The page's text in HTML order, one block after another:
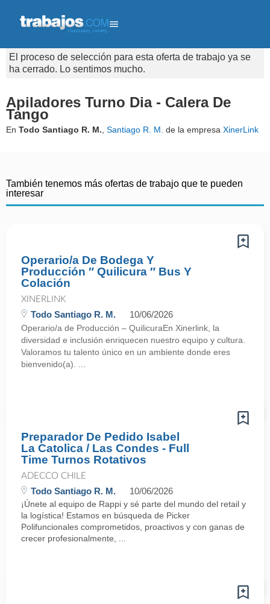
El proceso de selección para esta oferta de trabajo ya se
ha cerrado. Lo sentimos mucho.
Apiladores Turno Dia - Calera De
Tango
En Todo Santiago R. M. Santiago R. M. de la empresa XinerLink
También tenemos más ofertas de trabajo que te pueden
interesar
Operario/a De Bodega Y
Producción ″ Quilicura ″ Bus Y
Colación
XINERLINK
Todo Santiago R. M. 10/06/2026
Operario/a de Producción – QuilicuraEn Xinerlink, la
diversidad e inclusión enriquecen nuestro equipo y cultura.
Valoramos tu talento único en un ambiente donde eres
bienvenido(a). ...
Preparador De Pedido Isabel
La Catolica / Las Condes - Full
Time Turnos Rotativos
ADECCO CHILE
Todo Santiago R. M. 10/06/2026
¡Únete al equipo de Rappi y sé parte del mundo del retail y
la logística! Estamos en búsqueda de Picker
Polifuncionales comprometidos, proactivos y con ganas de
crecer profesionalmente, ...